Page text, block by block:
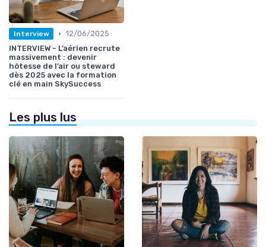
Interview • 12/06/2025
INTERVIEW - L’aérien recrute
massivement : devenir
hôtesse de l’air ou steward
dès 2025 avec la formation
clé en main SkySuccess
Les plus lus